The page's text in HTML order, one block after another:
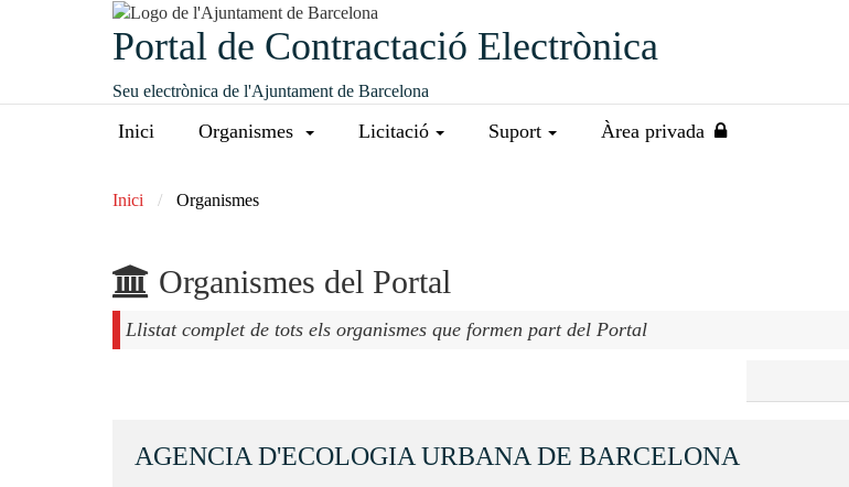
Portal de Contractació Electrònica
Seu electrònica de l'Ajuntament de Barcelona
Inici Organismes Licitació Suport Àrea privada
Inici Organismes
Organismes del Portal
Llistat complet de tots els organismes que formen part del Portal
AGENCIA D'ECOLOGIA URBANA DE BARCELONA